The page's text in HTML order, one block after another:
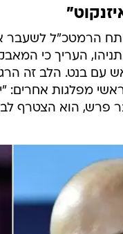
הרמטכ"ל לשעבר
העריך כי המאבק
עם בנט. הלב זה
מפלגות אחרים:
פרש, הוא הצטרף